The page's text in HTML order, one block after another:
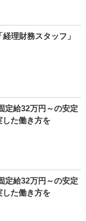
理財務スタッフ」
定給32万円～の安定
た働き方を
定給32万円～の安定
た働き方を